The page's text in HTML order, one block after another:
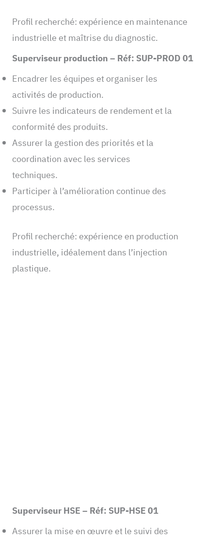
Profil recherché: expérience en maintenance
industrielle et maîtrise du diagnostic.
Superviseur production – Réf: SUP-PROD 01
Encadrer les équipes et organiser les
activités de production.
Suivre les indicateurs de rendement et la
conformité des produits.
Assurer la gestion des priorités et la
coordination avec les services
techniques.
Participer à l’amélioration continue des
processus.
Profil recherché: expérience en production
industrielle, idéalement dans l’injection
plastique.
Superviseur HSE – Réf: SUP-HSE 01
Assurer la mise en œuvre et le suivi des